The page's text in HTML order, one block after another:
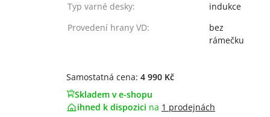
Typ varné desky:
indukce
Provedení hrany VD:
bez
rámečku
Samostatná cena: 4 990 Kč
Skladem v e-shopu
ihned k dispozici na 1 prodejnách